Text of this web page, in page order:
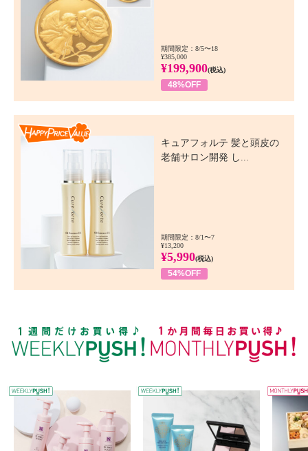
期間限定：8/5〜18
¥385,000
¥199,900(税込)
48%OFF
キュアフォルテ 髪と頭皮の
老舗サロン開発 し...
期間限定：8/1〜7
¥13,200
¥5,990(税込)
54%OFF
WEEKLY PUSH